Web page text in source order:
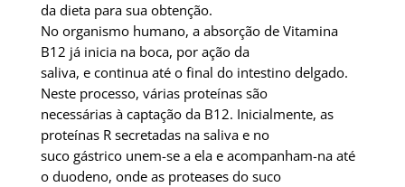
da dieta para sua obtenção.
No organismo humano, a absorção de Vitamina
B12 já inicia na boca, por ação da
saliva, e continua até o final do intestino delgado.
Neste processo, várias proteínas são
necessárias à captação da B12. Inicialmente, as
proteínas R secretadas na saliva e no
suco gástrico unem-se a ela e acompanham-na até
o duodeno, onde as proteases do suco